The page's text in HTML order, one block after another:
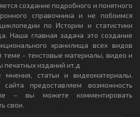
создание подробного и понятного
справочника и не побоимся
по Истории и статистики
Наша главная задача это создание
хранилища всех видов
теме - текстовые материалы, видео и
изданий ит.д
мнения, статьи и видеоматериалы.
предоставляем возможность
– вы можете комментировать
свои.